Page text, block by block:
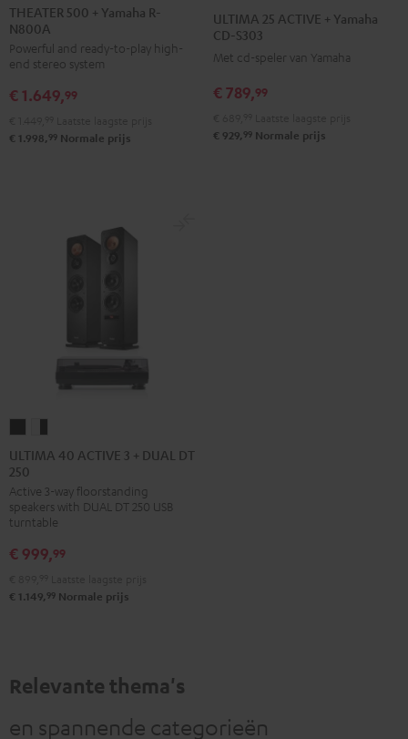
500
+
Yamaha
R-
N800A
THEATER 500 + Yamaha R-
N800A
Powerful and ready-to-play high-
end stereo system
€ 1.649,99
€ 1.998, 99 Normale prijs
ACTIVE
+
CD-
Night
ACTIVE
+
CD-
Pure
ULTIMA 25 ACTIVE + Yamaha
CD-S303
Met cd-speler van Yamaha
€ 789,99
€ 929, 99 Normale prijs
40
ACTIVE
3
+
DT
Zwart/zwart
40
3
+
DT
Wit/zwart
ULTIMA 40 ACTIVE 3 + DUAL DT
250
Active 3-way floorstanding
speakers with DUAL DT 250 USB
turntable
€ 999,99
€ 1.149, 99 Normale prijs
Relevante thema's
en spannende categorieën